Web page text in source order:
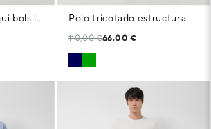
Cazadora ante caqui bolsillos pecho Polo tricotado estructura caqui claro
110,00 €66,00 €